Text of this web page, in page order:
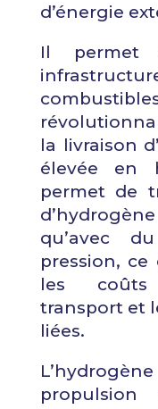
d’énergie
Il permet
la livraison
élevée en
permet de
qu’avec
pression,
les coûts
transport et
liées.
propulsion